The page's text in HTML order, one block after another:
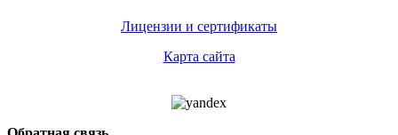
Лицензии и сертификаты
Карта сайта